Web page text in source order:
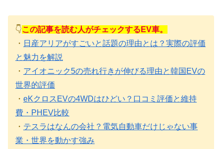
👇この記事を読む人がチェックするEV車。
・ 日産アリアがすごいと話題の理由とは？実際の評価
と魅力を解説
・ アイオニック5の売れ行きが伸びる理由と韓国EVの
世界的評価
・ eKクロスEVの4WDはひどい？口コミ評価と維持
費・PHEV比較
・ テスラはなんの会社？電気自動車だけじゃない事
業・世界を動かす強み